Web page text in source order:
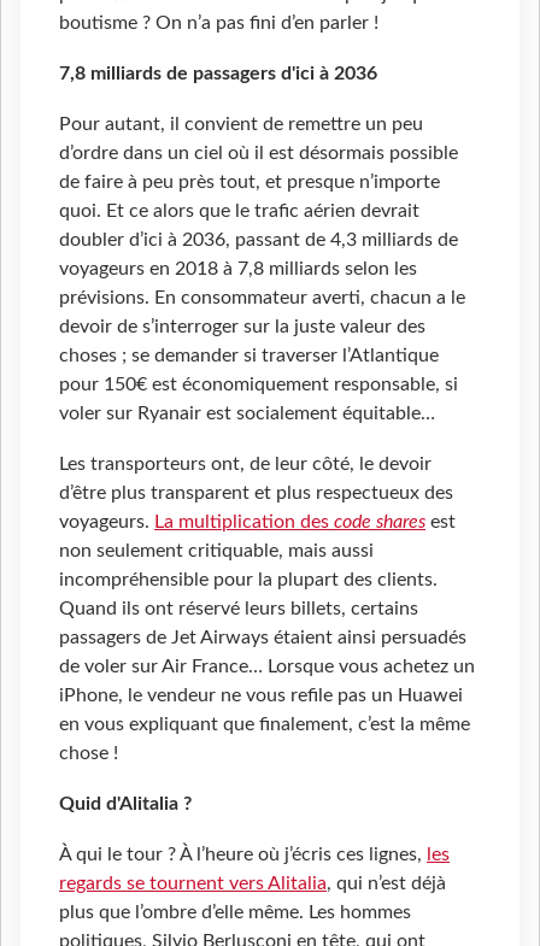
boutisme ? On n’a pas fini d’en parler !
7,8 milliards de passagers d'ici à 2036
Pour autant, il convient de remettre un peu
d’ordre dans un ciel où il est désormais possible
de faire à peu près tout, et presque n’importe
quoi. Et ce alors que le trafic aérien devrait
doubler d’ici à 2036, passant de 4,3 milliards de
voyageurs en 2018 à 7,8 milliards selon les
prévisions. En consommateur averti, chacun a le
devoir de s’interroger sur la juste valeur des
choses ; se demander si traverser l’Atlantique
pour 150€ est économiquement responsable, si
voler sur Ryanair est socialement équitable…
Les transporteurs ont, de leur côté, le devoir
d’être plus transparent et plus respectueux des
voyageurs. La multiplication des code shares est
non seulement critiquable, mais aussi
incompréhensible pour la plupart des clients.
Quand ils ont réservé leurs billets, certains
passagers de Jet Airways étaient ainsi persuadés
de voler sur Air France… Lorsque vous achetez un
iPhone, le vendeur ne vous refile pas un Huawei
en vous expliquant que finalement, c’est la même
chose !
Quid d'Alitalia ?
À qui le tour ? À l’heure où j’écris ces lignes, les
regards se tournent vers Alitalia, qui n’est déjà
plus que l’ombre d’elle même. Les hommes
politiques, Silvio Berlusconi en tête, qui ont